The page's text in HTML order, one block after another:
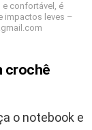
e confortável, é
impactos leves –
crochê
o notebook e